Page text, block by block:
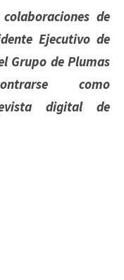
de
Ejecutivo de
Grupo de Plumas
como
digital de